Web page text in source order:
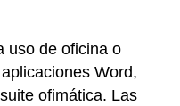
uso de oficina o
Word,
ofimática. Las